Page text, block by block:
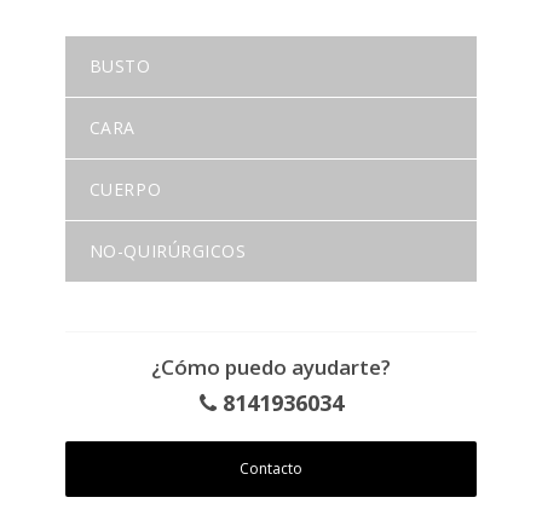
BUSTO
CARA
CUERPO
NO-QUIRÚRGICOS
¿Cómo puedo ayudarte?
8141936034
Contacto